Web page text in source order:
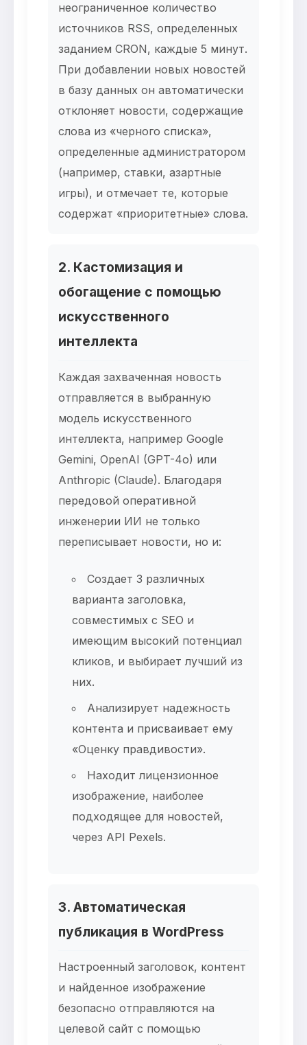
неограниченное количество
источников RSS, определенных
заданием CRON, каждые 5 минут.
При добавлении новых новостей
в базу данных он автоматически
отклоняет новости, содержащие
слова из «черного списка»,
определенные администратором
(например, ставки, азартные
игры), и отмечает те, которые
содержат «приоритетные» слова.
2. Кастомизация и
обогащение с помощью
искусственного
интеллекта
Каждая захваченная новость
отправляется в выбранную
модель искусственного
интеллекта, например Google
Gemini, OpenAI (GPT-4o) или
Anthropic (Claude). Благодаря
передовой оперативной
инженерии ИИ не только
переписывает новости, но и:
Создает 3 различных
варианта заголовка,
совместимых с SEO и
имеющим высокий потенциал
кликов, и выбирает лучший из
них.
Анализирует надежность
контента и присваивает ему
«Оценку правдивости».
Находит лицензионное
изображение, наиболее
подходящее для новостей,
через API Pexels.
3. Автоматическая
публикация в WordPress
Настроенный заголовок, контент
и найденное изображение
безопасно отправляются на
целевой сайт с помощью